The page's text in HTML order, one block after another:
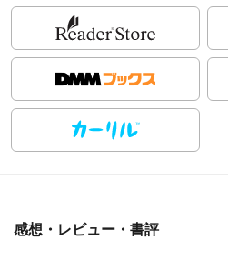
感想・レビュー・書評